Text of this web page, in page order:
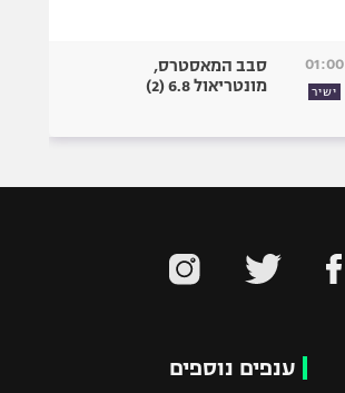
01:00
ישיר
סבב המאסטרס,
מונטריאול 6.8 (2)
ענפים נוספים